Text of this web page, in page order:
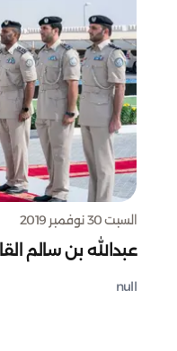
السبت 30 نوفمبر 2019
عبدالله بن سالم
null